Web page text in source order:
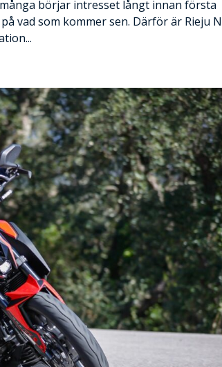
börjar intresset långt innan första
vad som kommer sen. Därför är Rieju